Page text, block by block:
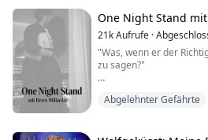
zudem war er auch
(Ich empfeh...
One Night Stand
21kAufrufe ·
"Was, wenn er der
zu sagen?"
Abgelehnter Gefährte